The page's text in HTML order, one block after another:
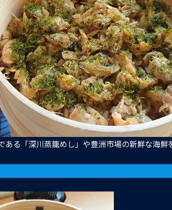
ある「深川蒸籠めし」や豊洲市場の新鮮な海